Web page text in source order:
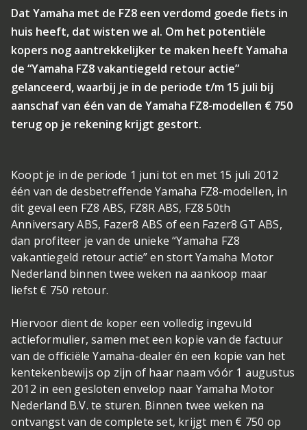
Dat Yamaha met de FZ8 een verdomd goede fiets in
huis heeft, dat wisten we al. Om het potentiële
kopers nog aantrekkelijker te maken heeft Yamaha
de “Yamaha FZ8 vakantiegeld retour actie”
gelanceerd, waarbij je in de periode t/m 15 juli bij
aanschaf van één van de Yamaha FZ8-modellen € 750
terug op je rekening krijgt gestort.
Koopt je in de periode 1 juni tot en met 15 juli 2012
één van de desbetreffende Yamaha FZ8-modellen, in
dit geval een FZ8 ABS, FZ8R ABS, FZ8 50th
Anniversary ABS, Fazer8 ABS of een Fazer8 GT ABS,
dan profiteer je van de unieke “Yamaha FZ8
vakantiegeld retour actie” en stort Yamaha Motor
Nederland binnen twee weken na aankoop maar
liefst € 750 retour.
Hiervoor dient de koper een volledig ingevuld
actieformulier, samen met een kopie van de factuur
van de officiële Yamaha-dealer én een kopie van het
kentekenbewijs op zijn of haar naam vóór 1 augustus
2012 in een gesloten envelop naar Yamaha Motor
Nederland B.V. te sturen. Binnen twee weken na
ontvangst van de complete set, krijgt men € 750 op